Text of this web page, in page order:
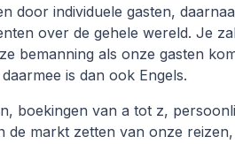
door individuele gasten,
over de gehele wereld. Je
bemanning als onze gasten
is dan ook Engels.
boekingen van a tot z,
de markt zetten van onze